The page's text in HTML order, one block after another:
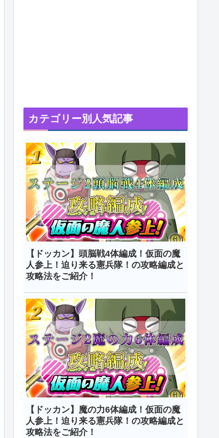
カテゴリー別人気記事
【ドッカン】頭脳戦4体編成！仮面の魔
人参上！迫り来る憲兵隊！の攻略編成と
攻略法をご紹介！
【ドッカン】魔の力6体編成！仮面の魔
人参上！迫り来る憲兵隊！の攻略編成と
攻略法をご紹介！